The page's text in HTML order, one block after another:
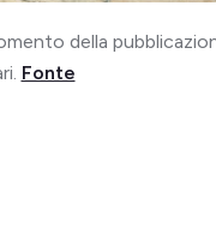
della
Fonte